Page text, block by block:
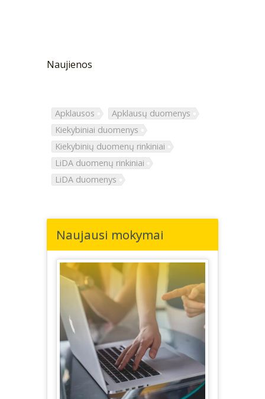
Naujienos
Apklausos
Apklausų duomenys
Kiekybiniai duomenys
Kiekybinių duomenų rinkiniai
LiDA duomenų rinkiniai
LiDA duomenys
Naujausi mokymai